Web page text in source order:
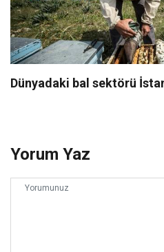
Dünyadaki bal sektörü
Yorum Yaz